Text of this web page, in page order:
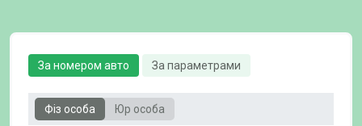
За номером авто За параметрами
Фіз особа Юр особа